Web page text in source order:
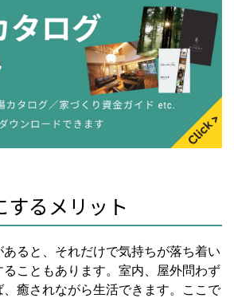
るメリット
ると、それだけで気持ちが落ち着い
こともあります。室内、屋外問わず
癒されながら生活できます。ここで